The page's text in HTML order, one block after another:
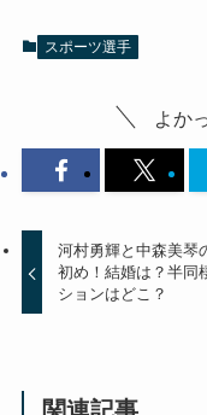
スポーツ選手
よか
河村勇輝と中森美琴
初め！結婚は？半同
ションはどこ？